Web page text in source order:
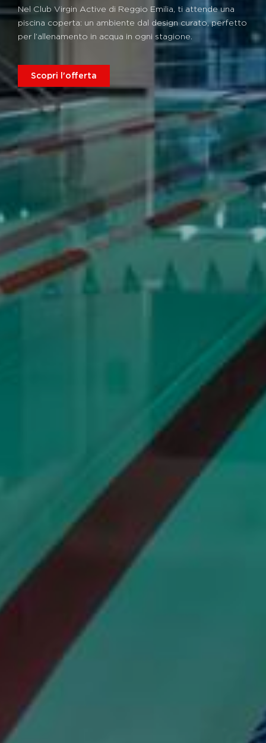
Nel Club Virgin Active di Reggio Emilia, ti attende una
piscina coperta: un ambiente dal design curato, perfetto
per l’allenamento in acqua in ogni stagione.
Scopri l'offerta